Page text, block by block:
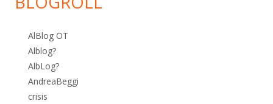
AlBlog OT
Alblog?
AlbLog?
AndreaBeggi
crisis